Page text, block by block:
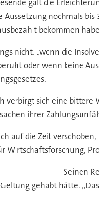
galt die
nochmals
bekommen
nicht, „wenn die
oder wenn keine
verbirgt sich eine
ihrer
auf die Zeit
Wirtschaftsforschung,
Seinen
gehabt hätte.